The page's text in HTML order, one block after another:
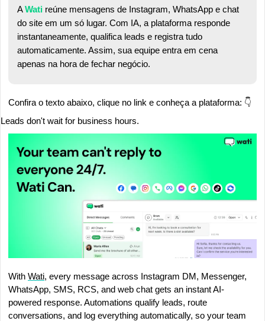
A Wati reúne mensagens de Instagram, WhatsApp e chat
do site em um só lugar. Com IA, a plataforma responde
instantaneamente, qualifica leads e registra tudo
automaticamente. Assim, sua equipe entra em cena
apenas na hora de fechar negócio.
Confira o texto abaixo, clique no link e conheça a plataforma: 👇
Leads don't wait for business hours.
With Wati, every message across Instagram DM, Messenger,
WhatsApp, SMS, RCS, and web chat gets an instant AI-
powered response. Automations qualify leads, route
conversations, and log everything automatically, so your team